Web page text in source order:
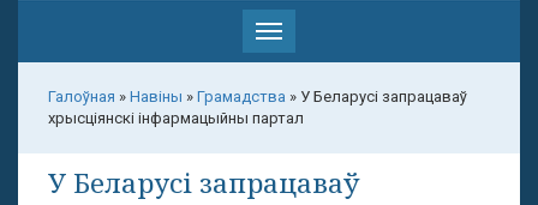
Паказаць
меню
Галоўная » Навіны » Грамадства » У Беларусі запрацаваў
хрысціянскі інфармацыйны партал
У Беларусі запрацаваў